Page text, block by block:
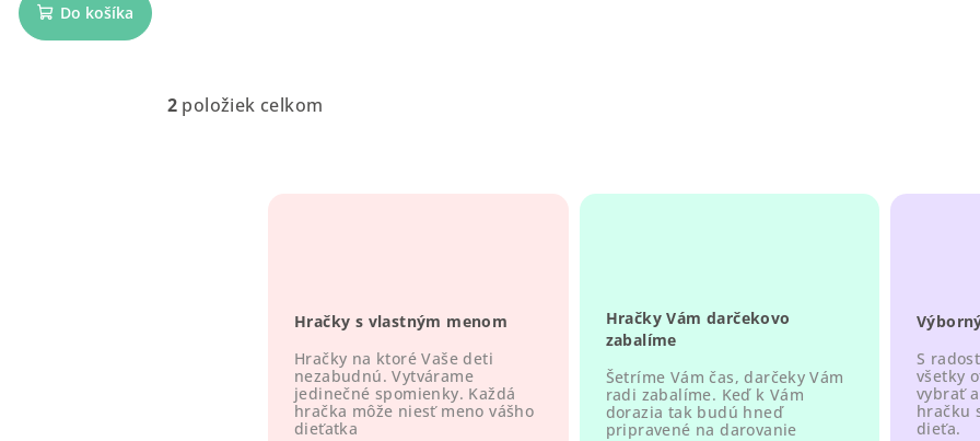
Do košíka
O
2 položiek celkom
Hračky s vlastným menom
Hračky na ktoré Vaše deti
nezabudnú. Vytvárame
jedinečné spomienky. Každá
hračka môže niesť meno vášho
dieťatka
Hračky Vám darčekovo
zabalíme
Šetríme Vám čas, darčeky Vám
radi zabalíme. Keď k Vám
dorazia tak budú hneď
pripravené na darovanie
S
všetky
vybrať
hračku
dieťa.